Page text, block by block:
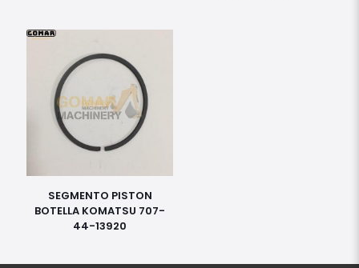
SEGMENTO PISTON
BOTELLA KOMATSU 707-
44-13920